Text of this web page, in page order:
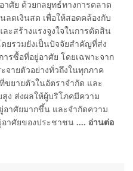
าศัย ด้วยกลยุทธ์ทางการตลาด
ดเงินสด เพื่อให้สอดคล้องกับ
ะสร้างแรงจูงใจในการตัดสิน
ยรวมยังเป็นปัจจัยสำคัญที่ส่ง
รซื้อที่อยู่อาศัย โดยเฉพาะจาก
จายตัวอย่างทั่วถึงในทุกภาค
ขยายตัวในอัตราจำกัด และ
ง ส่งผลให้ผู้บริโภคมีความ
อาศัยมากขึ้น และจำกัดความ
อาศัยของประชาชน .... อ่านต่อ